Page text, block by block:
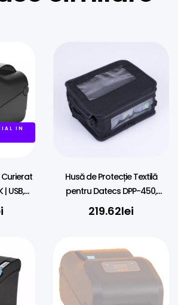
IN
USB,
Husă de Protecție Textilă
pentru Datecs DPP-450,
Neagră, cu Fereastră
219.62lei